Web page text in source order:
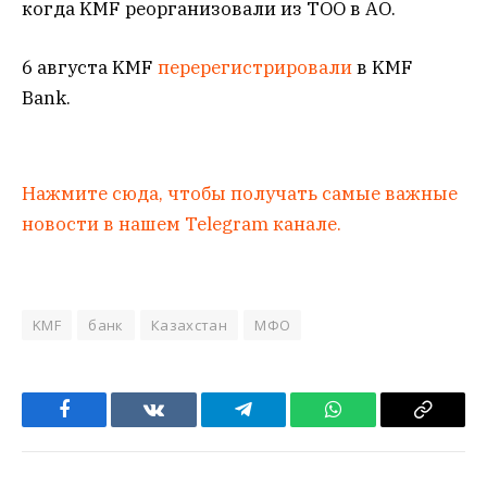
когда KMF реорганизовали из ТОО в АО.
6 августа KMF перерегистрировалив KMF
Bank.
Нажмите сюда, чтобы получать самые важные
новости в нашем Telegram канале.
KMF банк Казахстан МФО
Facebook VKontakteTelegram WhatsApp Copy